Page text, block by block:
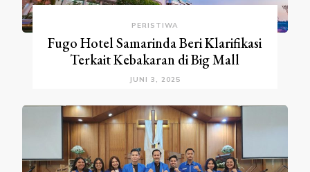
PERISTIWA
Fugo Hotel Samarinda Beri Klarifikasi
Terkait Kebakaran di Big Mall
JUNI 3, 2025